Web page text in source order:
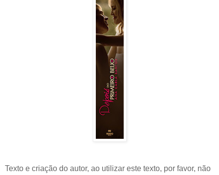
Texto e criação do autor, ao utilizar este texto, por favor, não